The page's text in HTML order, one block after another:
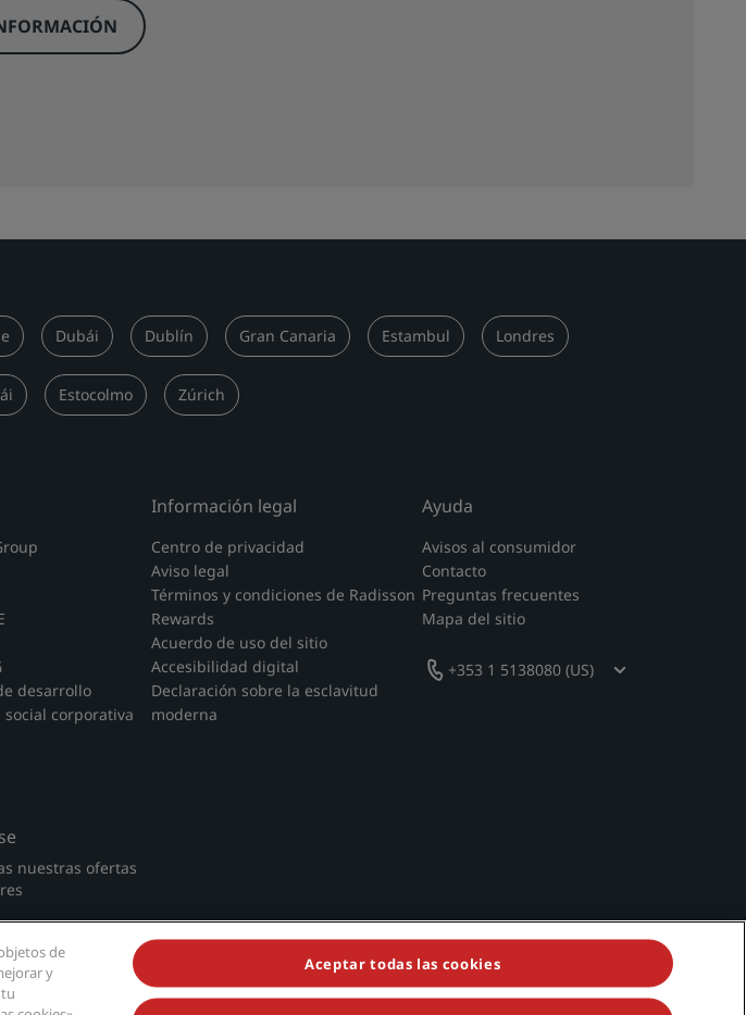
Dubái Dublín Gran Canaria Estambul Londres
Estocolmo Zúrich
desarrollo
corporativa
Información legal
Centro de privacidad
Aviso legal
Términos y condiciones de Radisson
Rewards
Acuerdo de uso del sitio
Accesibilidad digital
Declaración sobre la esclavitud
moderna
Ayuda
Avisos al consumidor
Contacto
Preguntas frecuentes
Mapa del sitio
+353 1 5138080 (US)
nuestras ofertas
de
y
Aceptar todas las cookies